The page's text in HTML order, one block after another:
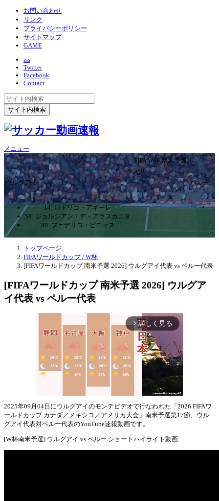
お問い合わせ
リンク
プライバシーポリシー
サイトマップ
GAME
rss
Twitter
Facebook
Contact
メニュー
FIFA W杯 南米予選
3ｰ0
ウルグアイ
ペルー
14’ ロドリゴ・アギーレ
58’ ジョルジアン・デ・アラスカエタ
80’ フェデリコ・ビニャス
トップページ
FIFAワールドカップ / W杯
[FIFAワールドカップ 南米予選 2026] ウルグアイ代表 vs ペルー代表
[FIFAワールドカップ 南米予選 2026] ウルグア
イ代表 vs ペルー代表
arrow_forward_ios 詳しく見る
2025年09月04日にウルグアイのモンテビデオで行なわれた「2026 FIFAワ
ールドカップ カナダ／メキシコ／アメリカ大会」南米予選第17節、ウル
グアイ代表対ペルー代表のYouTube速報動画です。
[W杯南米予選] ウルグアイ vs ペルー ショートハイライト動画